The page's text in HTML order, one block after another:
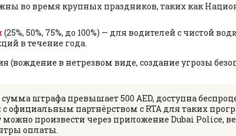
во время крупных праздников, таких как
(25%, 50%, 75%, до 100%) — для водителей с чистой
в течение года.
(вождение в нетрезвом виде, создание угрозы
штрафа превышает 500 AED, доступна
с официальным партнёрством с RTA для таких
можно произвести через приложение Dubai Police,
оплаты.